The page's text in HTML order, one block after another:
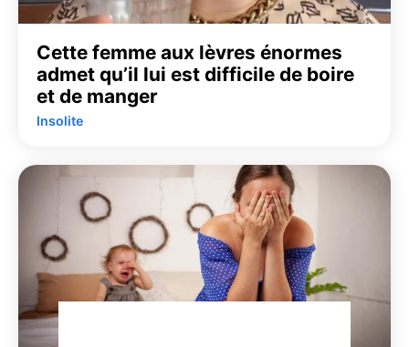
Cette femme aux lèvres énormes
admet qu’il lui est difficile de boire
et de manger
Insolite